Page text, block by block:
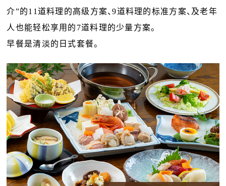
介”的11道料理的高级方案、9道料理的标准方案、及老年
人也能轻松享用的7道料理的少量方案。
早餐是清淡的日式套餐。